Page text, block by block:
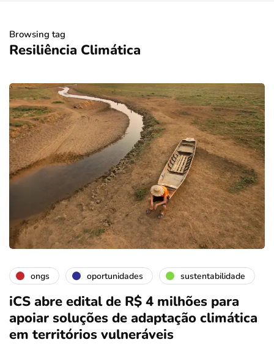
Browsing tag
Resiliência Climática
ongs oportunidades sustentabilidade
iCS abre edital de R$ 4 milhões para
apoiar soluções de adaptação climática
em territórios vulneráveis